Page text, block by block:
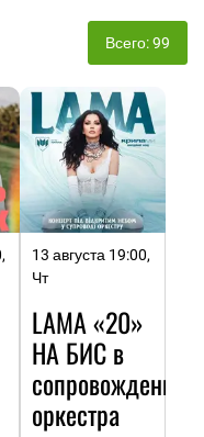
Всего: 99
13 августа 19:00,
Чт
LAMA «20»
НА БИC в
сопровождении
оркестра